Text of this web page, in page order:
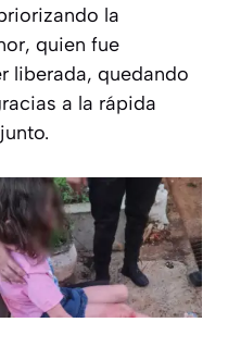
la
quien fue
liberada, quedando
a la rápida